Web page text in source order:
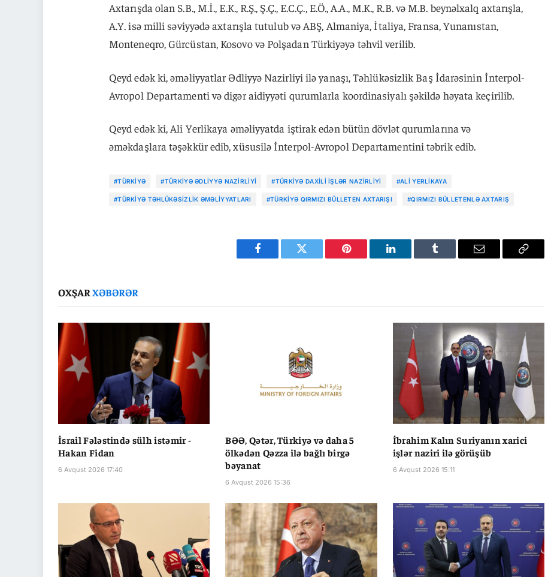
Axtarışda olan S.B., M.İ., E.K., R.Ş., Ş.Ç., E.C.Ç., E.Ö., A.A., M.K., R.B. və M.B. beynəlxalq axtarışla,
A.Y. isə milli səviyyədə axtarışla tutulub və ABŞ, Almaniya, İtaliya, Fransa, Yunanıstan,
Monteneqro, Gürcüstan, Kosovo və Polşadan Türkiyəyə təhvil verilib.
Qeyd edək ki, əməliyyatlar Ədliyyə Nazirliyi ilə yanaşı, Təhlükəsizlik Baş İdarəsinin İnterpol-
Avropol Departamenti və digər aidiyyəti qurumlarla koordinasiyalı şəkildə həyata keçirilib.
Qeyd edək ki, Ali Yerlikaya əməliyyatda iştirak edən bütün dövlət qurumlarına və
əməkdaşlara təşəkkür edib, xüsusilə İnterpol-Avropol Departamentini təbrik edib.
#TÜRKIYƏ #TÜRKIYƏ ƏDLIYYƏ NAZIRLIYI #TÜRKIYƏ DAXILI İŞLƏR NAZIRLIYI #ALI YERLIKAYA
#TÜRKIYƏ TƏHLÜKƏSIZLIK ƏMƏLIYYATLARI #TÜRKIYƏ QIRMIZI BÜLLETEN AXTARIŞI #QIRMIZI BÜLLETENLƏ AXTARIŞ
Facebook Twitter Pinterest LinkedIn Tumblr Email
Copy
OXŞARXƏBƏRƏR
İsrail Fələstində sülh istəmir -
Hakan Fidan
6 Avqust 2026 17:40
BƏƏ, Qətər, Türkiyə və daha 5
ölkədən Qəzza ilə bağlı birgə
bəyanat
6 Avqust 2026 15:36
İbrahim Kalın Suriyanın xarici
işlər naziri ilə görüşüb
6 Avqust 2026 15:11